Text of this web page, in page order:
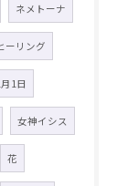
ネメトーナ
ーリング
1日
女神イシス
花